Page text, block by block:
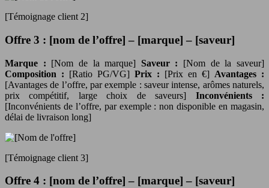
[Témoignage client 2]
Offre 3 : [nom de l’offre] – [marque] – [saveur]
Marque : [Nom de la marque] Saveur : [Nom de la saveur]
Composition : [Ratio PG/VG] Prix : [Prix en €] Avantages :
[Avantages de l’offre, par exemple : saveur intense, arômes naturels,
prix compétitif, large choix de saveurs] Inconvénients :
[Inconvénients de l’offre, par exemple : non disponible en magasin,
délai de livraison long]
[Témoignage client 3]
Offre 4 : [nom de l’offre] – [marque] – [saveur]